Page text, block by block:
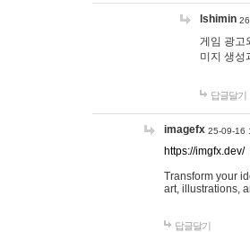
lshimin
게임 광고
미지 생성
답글달기
imagefx 25-09-16
https://imgfx.dev/
Transform your
art, illustrations,
답글달기